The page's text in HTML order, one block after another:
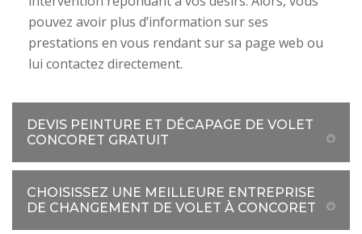
pouvez avoir plus d’information sur ses
prestations en vous rendant sur sa page web ou
lui contactez directement.
DEVIS PEINTURE ET DÉCAPAGE DE VOLET
CONCORET GRATUIT
CHOISISSEZ UNE MEILLEURE ENTREPRISE
DE CHANGEMENT DE VOLET À CONCORET